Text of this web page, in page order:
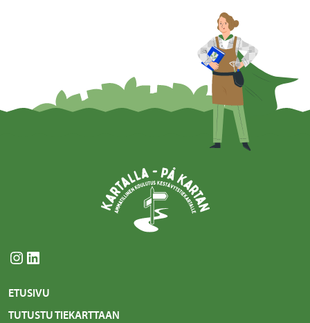
Instagram LinkedIn
ETUSIVU
TUTUSTU TIEKARTTAAN